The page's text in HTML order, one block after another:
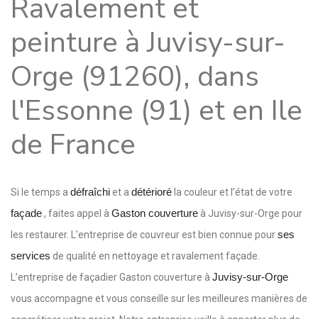
Ravalement et
peinture à Juvisy-sur-
Orge (91260), dans
l'Essonne (91) et en Ile
de France
Si le temps a défraîchiet a détérioré la couleur et l’état de votre
façade, faites appel à Gaston couverture à Juvisy-sur-Orge pour
les restaurer. L’entreprise de couvreur est bien connue pourses
services de qualité en nettoyage et ravalement façade.
L’entreprise de façadier Gaston couverture à Juvisy-sur-Orge
vous accompagne et vous conseille sur les meilleures manières de